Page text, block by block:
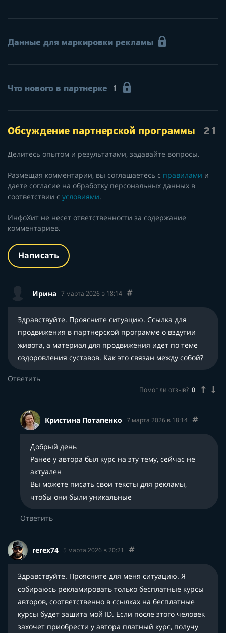
Данные для маркировки рекламы
Что нового в партнерке 1
Обсуждение партнерской программы 21
Делитесь опытом и результатами, задавайте вопросы.
Размещая комментарии, вы соглашаетесь с правилами и
даете согласие на обработку персональных данных в
соответствии с условиями.
ИнфоХит не несет ответственности за содержание
комментариев.
Написать
Ирина 7 марта 2026 в 18:14
Здравствуйте. Проясните ситуацию. Ссылка для
продвижения в партнерской программе о вздутии
живота, а материал для продвижения идет по теме
оздоровления суставов. Как это связан между собой?
Ответить
Помог ли отзыв? 0
Кристина Потапенко 7 марта 2026 в 18:14
Добрый день
Ранее у автора был курс на эту тему, сейчас не
актуален
Вы можете писать свои тексты для рекламы,
чтобы они были уникальные
Ответить
rerex74 5 марта 2026 в 20:21
Здравствуйте. Проясните для меня ситуацию. Я
собираюсь рекламировать только бесплатные курсы
авторов, соответственно в ссылках на бесплатные
курсы будет зашита мой ID. Если после этого человек
захочет приобрести у автора платный курс, получу